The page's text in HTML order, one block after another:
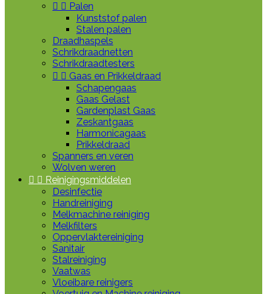
  Palen
Kunststof palen
Stalen palen
Draadhaspels
Schrikdraadnetten
Schrikdraadtesters
  Gaas en Prikkeldraad
Schapengaas
Gaas Gelast
Gardenplast Gaas
Zeskantgaas
Harmonicagaas
Prikkeldraad
Spanners en veren
Wolven weren
  Reinigingsmiddelen
Desinfectie
Handreiniging
Melkmachine reiniging
Melkfilters
Oppervlaktereiniging
Sanitair
Stalreiniging
Vaatwas
Vloeibare reinigers